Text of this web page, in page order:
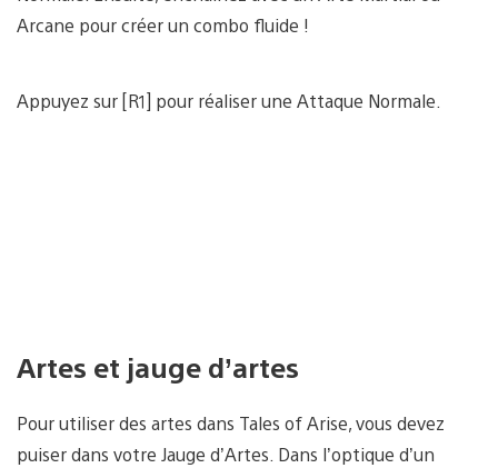
Arcane pour créer un combo fluide !
Appuyez sur [R1] pour réaliser une Attaque Normale.
Artes et jauge d’artes
Pour utiliser des artes dans Tales of Arise, vous devez
puiser dans votre Jauge d’Artes. Dans l’optique d’un